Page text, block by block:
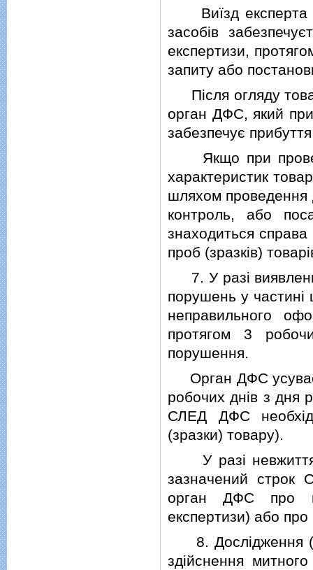
Виїзд експерта
засобiв
експертизи,
запиту або
Пiсля огляду
орган ДФС, який
забезпечує
Якщо при
характеристик
шляхом проведення
контроль, або
знаходиться
проб (зразкiв)
7. У разi
порушень у частинi
неправильного
протягом 3
порушення.
Орган ДФС усуває
робочих днiв з дня
СЛЕД ДФС
(зразки) товару).
У разi невжиття
зазначений
орган ДФС про
експертизи) або
8. Дослiдження
здiйснення